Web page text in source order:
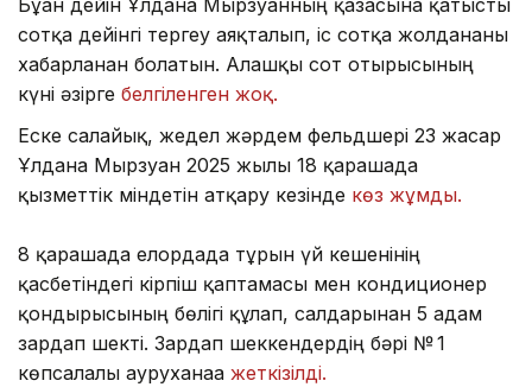
сотқа дейінгі тергеу аяқталып, іс сотқа жолданғаны
хабарланған болатын. Алғашқы сот отырысының
күні әзірге белгіленген жоқ.
Еске салайық, жедел жәрдем фельдшері 23 жасар
Ұлдана Мырзуан 2025 жылғы 18 қарашада
қызметтік міндетін атқару кезінде көз жұмды.
8 қарашада елордада тұрғын үй кешенінің
қасбетіндегі кірпіш қаптамасы мен кондиционер
қондырғысының бөлігі құлап, салдарынан 5 адам
зардап шекті. Зардап шеккендердің бәрі № 1
көпсалалы ауруханаға жеткізілді.